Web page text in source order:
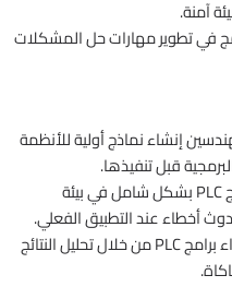
في تطوير مهارات حل المشكلات
إنشاء نماذج أولية للأنظمة
قبل تنفيذها.
يمكن اختبار برامج PLC بشكل شامل في بيئة
أخطاء عند التطبيق الفعلي.
يمكن تحسين أداء برامج PLC من خلال تحليل النتائج